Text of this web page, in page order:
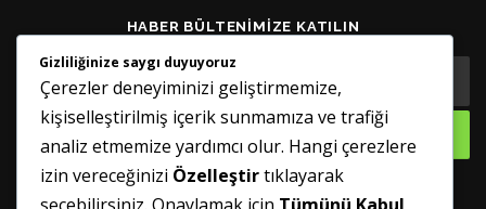
HABER BÜLTENIMIZE KATILIN
Gizliliğinize saygı duyuyoruz
Çerezler deneyiminizi geliştirmemize,
kişiselleştirilmiş içerik sunmamıza ve trafiği
analiz etmemize yardımcı olur. Hangi çerezlere
izin vereceğinizi Özelleştirtıklayarak